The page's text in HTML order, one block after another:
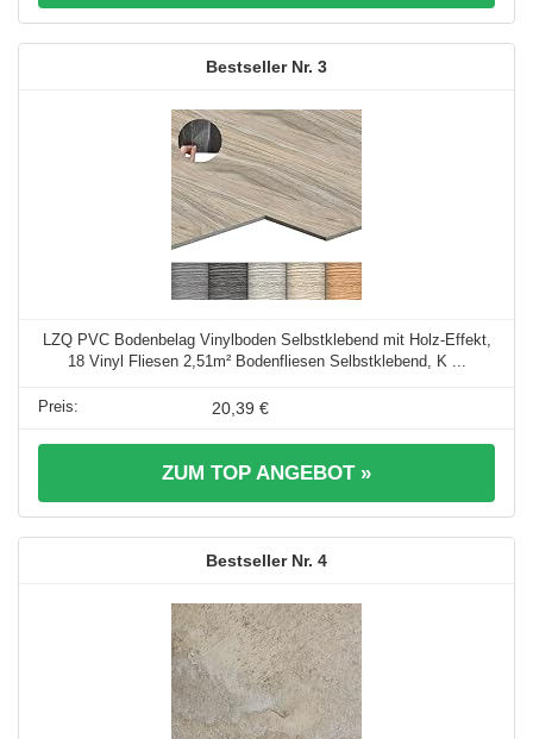
3
LZQ PVC Bodenbelag Vinylboden Selbstklebend mit Holz-Effekt,
18 Vinyl Fliesen 2,51m² Bodenfliesen Selbstklebend, K ...
20,39 €
ZUM TOP ANGEBOT »
4